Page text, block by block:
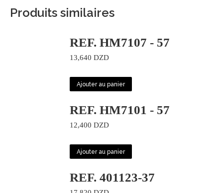
Produits similaires
REF. HM7107 - 57
13,640 DZD
Ajouter au panier
REF. HM7101 - 57
12,400 DZD
Ajouter au panier
REF. 401123-37